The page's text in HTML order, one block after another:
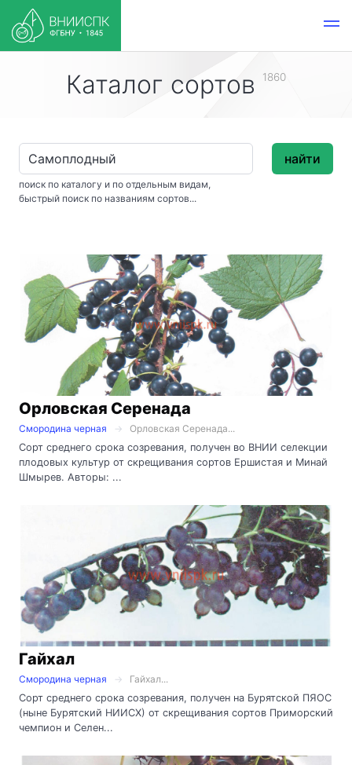
Каталог сортов 1860
поиск по каталогу и по отдельным видам,
быстрый поиск по названиям сортов...
найти
Орловская Серенада
Смородина черная
Орловская Серенада...
Сорт среднего срока созревания, получен во ВНИИ селекции
плодовых культур от скрещивания сортов Ершистая и Минай
Шмырев. Авторы: ...
Гайхал
Смородина черная
Гайхал...
Сорт среднего срока созревания, получен на Бурятской ПЯОС
(ныне Бурятский НИИСХ) от скрещивания сортов Приморский
чемпион и Селен...